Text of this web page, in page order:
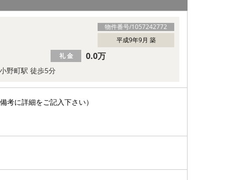
物件番号/1057242772
平成9年9月 築
野町駅 徒歩5分
礼 金 0.0万
考に詳細をご記入下さい）